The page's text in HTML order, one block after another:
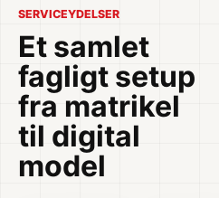
SERVICEYDELSER
Et samlet
fagligt setup
fra matrikel
til digital
model